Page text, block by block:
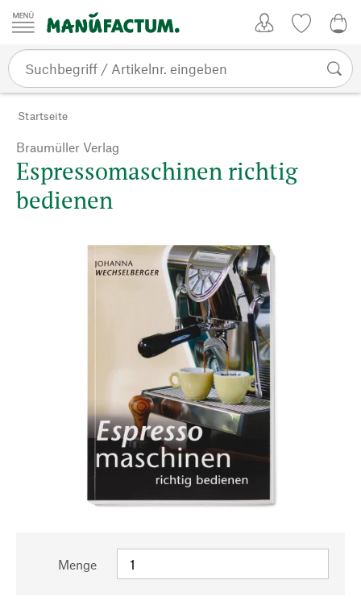
Zum Inhalt springen
Startseite
Braumüller Verlag
Espressomaschinen richtig
bedienen
Menge